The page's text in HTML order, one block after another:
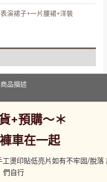
演裙子+一片腰裙+洋裝
商品描述
+預購～＊
車在一起
燙印貼低亮片如有不牢固/脫落
們自行